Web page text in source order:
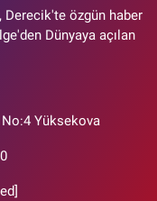
özgün haber
Dünyaya açılan
Yüksekova